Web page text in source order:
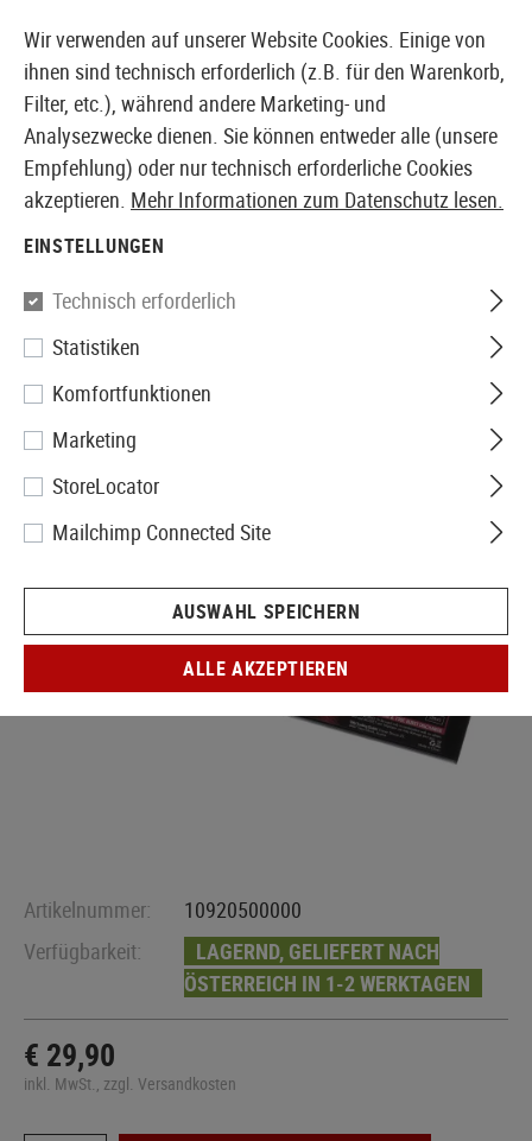
EUROPÄISCHER AIRSOFT SHOP & GROßHÄNDLER
Nimrod
Lipo 7.4V 2200mAh 65C
Graphene Large Type T-Plug
Artikelnummer:
10920500000
Verfügbarkeit:
LAGERND, GELIEFERT NACH
ÖSTERREICH IN 1-2 WERKTAGEN
€ 29,90
inkl. MwSt., zzgl. Versandkosten
Wir verwenden auf unserer Website Cookies. Einige von
ihnen sind technisch erforderlich (z.B. für den Warenkorb,
Filter, etc.), während andere Marketing- und
Analysezwecke dienen. Sie können entweder alle (unsere
Empfehlung) oder nur technisch erforderliche Cookies
akzeptieren. Mehr Informationen zum Datenschutz lesen.
EINSTELLUNGEN
Technisch erforderlich
Statistiken
Komfortfunktionen
Marketing
StoreLocator
Mailchimp Connected Site
AUSWAHL SPEICHERN
ALLE AKZEPTIEREN